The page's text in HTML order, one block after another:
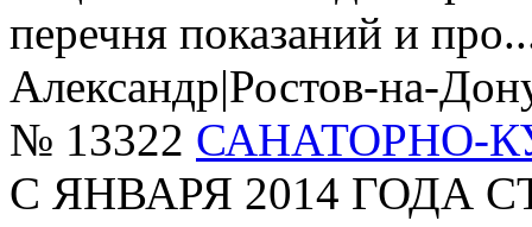
перечня показаний и
Александр|Ростов-на-
№ 13322 САНАТОРНО-
С ЯНВАРЯ 2014 ГОДА